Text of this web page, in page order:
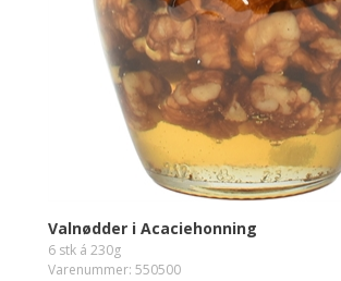
Valnødder i Acaciehonning
6 stk á 230g
Varenummer: 550500